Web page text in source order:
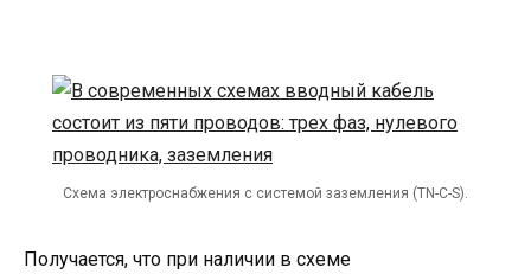
Схема электроснабжения с системой заземления (TN-C-S).
Получается, что при наличии в схеме